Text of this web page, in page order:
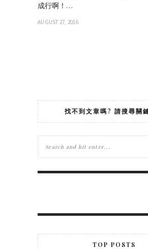
成行啊！…
AUGUST 27, 2016
找不到文章嗎? 請搜尋關
TOP POSTS